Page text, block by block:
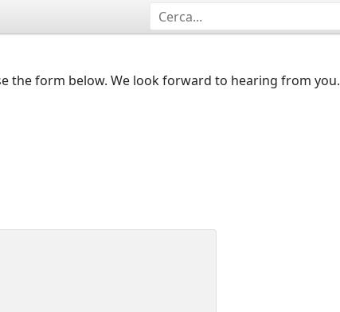
the form below. We look forward to hearing from you.